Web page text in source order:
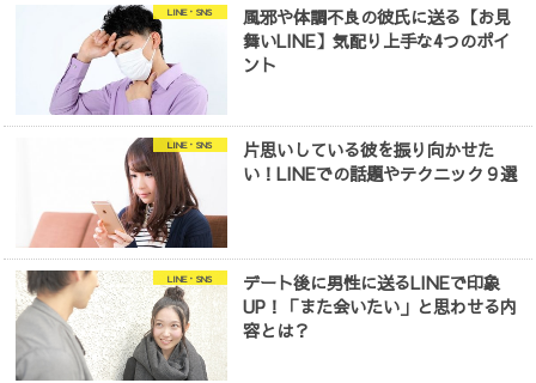
LINE・SNS
風邪や体調不良の彼氏に送る【お見
舞いLINE】気配り上手な4つのポイ
ント
LINE・SNS
片思いしている彼を振り向かせた
い！LINEでの話題やテクニック９選
LINE・SNS
デート後に男性に送るLINEで印象
UP！「また会いたい」と思わせる内
容とは？